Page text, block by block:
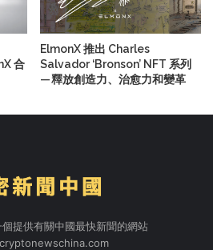
合
ElmonX 推出 Charles
Salvador ‘Bronson’ NFT 系列
— 釋放創造力、治愈力和變革
提供有關中國最快新聞的網站